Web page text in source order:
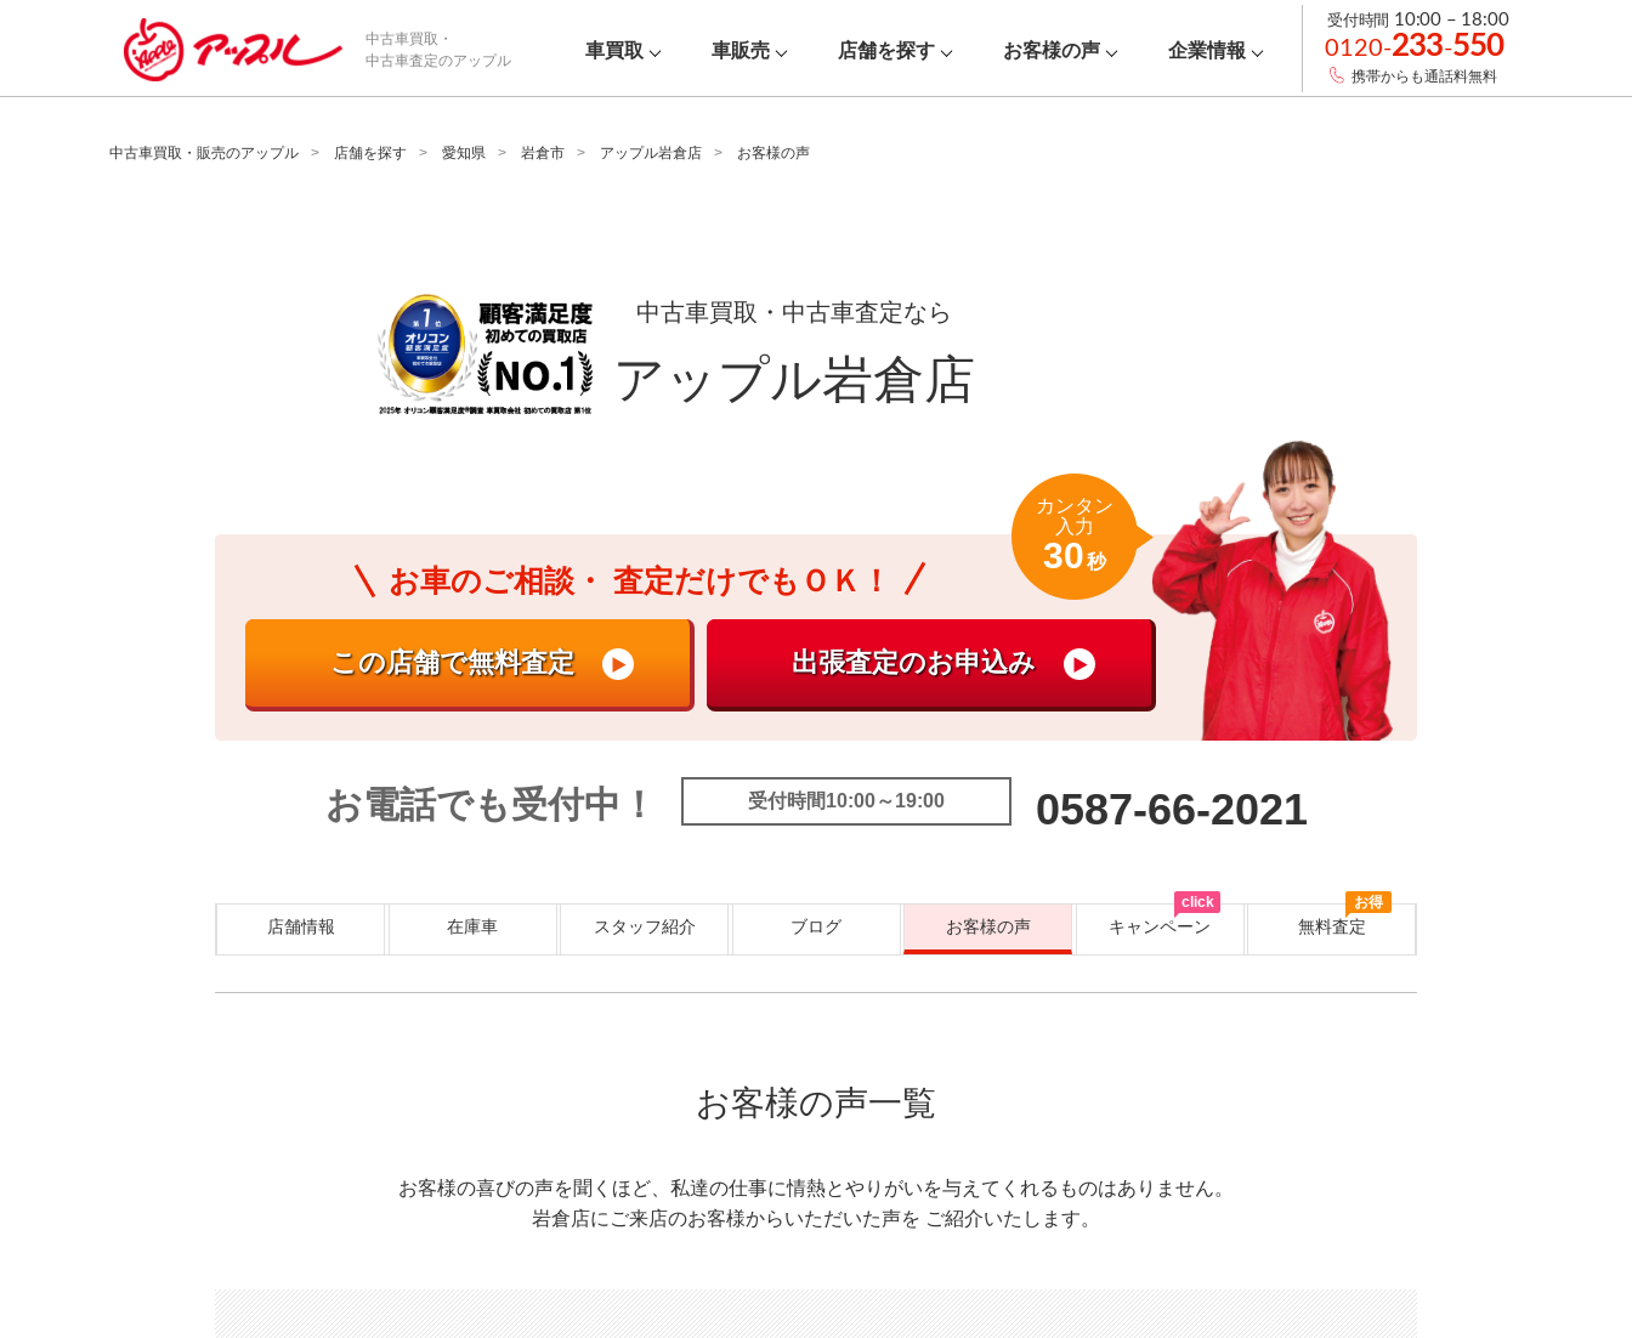
/*ABテスト_新規査定フォームの為のCVボタン*/
中古車買取・
中古車査定のアップル
車買取 車販売 店舗を探す お客様の声 企業情報
受付時間 10:00 – 18:00
0120-233-550
携帯からも通話料無料
中古車買取・販売のアップル 店舗を探す 愛知県 岩倉市 アップル岩倉店 お客様の声
中古車買取・中古車査定なら
アップル岩倉店
お車のご相談・ 査定だけでもＯＫ！
カンタン
入力
30秒
お電話でも受付中！ 受付時間10:00～19:00 0587-66-2021
店舗情報 在庫車 スタッフ紹介 ブログ お客様の声 キャンペーン
お得
無料査定
click
お客様の声一覧
お客様の喜びの声を聞くほど、私達の仕事に情熱とやりがいを与えてくれるものはありません。
岩倉店にご来店のお客様からいただいた声を ご紹介いたします。